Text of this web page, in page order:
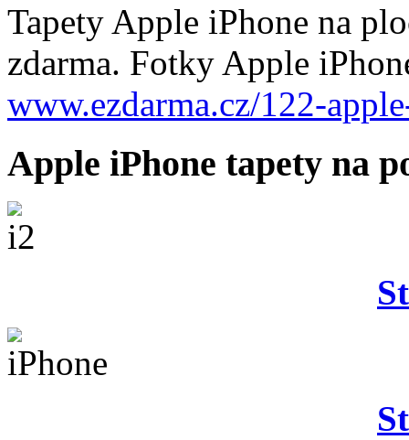
Tapety Apple iPhone na
zdarma. Fotky Apple
www.ezdarma.cz/122-
Apple iPhone tapety na